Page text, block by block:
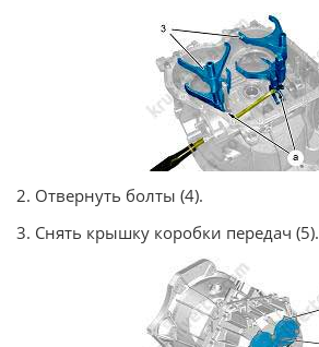
2. Отвернуть болты (4).
3. Снять крышку коробки передач (5).